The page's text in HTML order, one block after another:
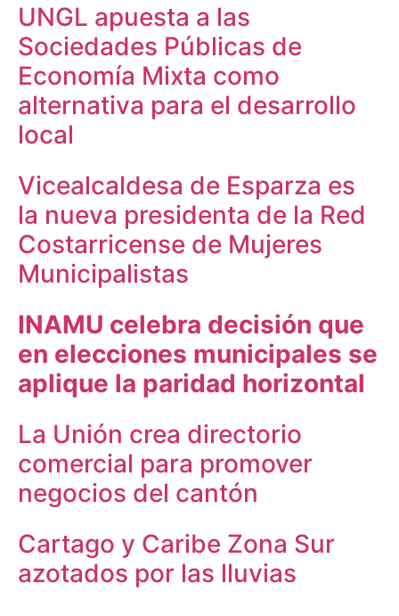
UNGL apuesta a las
Sociedades Públicas de
Economía Mixta como
alternativa para el desarrollo
local
Vicealcaldesa de Esparza es
la nueva presidenta de la Red
Costarricense de Mujeres
Municipalistas
INAMU celebra decisión que
en elecciones municipales se
aplique la paridad horizontal
La Unión crea directorio
comercial para promover
negocios del cantón
Cartago y Caribe Zona Sur
azotados por las lluvias